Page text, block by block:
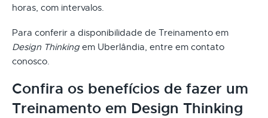
horas, com intervalos.
Para conferir a disponibilidade de Treinamento em
Design Thinking em Uberlândia, entre em contato
conosco.
Confira os benefícios de fazer um
Treinamento em Design Thinking